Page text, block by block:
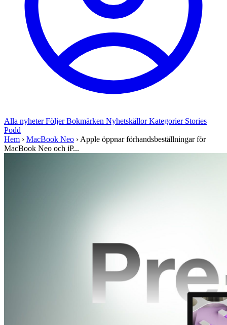
Alla nyheterFöljerBokmärken NyhetskällorKategorier Stories
Podd
Hem › MacBook Neo › Apple öppnar förhandsbeställningar för
MacBook Neo och iP...